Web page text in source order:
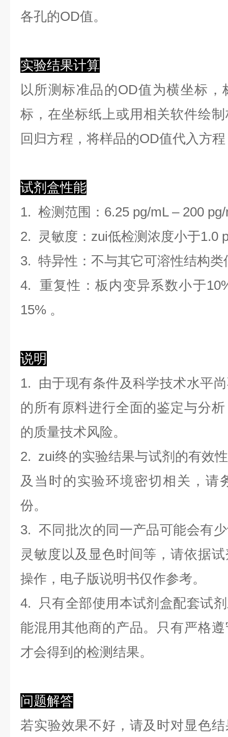
各孔的OD值。
实验结果计算
以所测标准品的OD值为横坐标，
标，在坐标纸上或用相关软件绘制
回归方程 ， 将样品的OD值代入方
试剂盒性能
1. 检测范围 ： 6.25 pg/mL –200 pg/
2. 灵敏度：zui低检测浓度小于1.0
3. 特异性：不与其它可溶性结构类
4. 重复性：板内变异系数小于10
15% 。
说明
1. 由于现有条件及科学技术水平
的所有原料进行全面的鉴定与分
的质量技术风险。
2. zui终的实验结果与试剂的有效
及当时的实验环境密切相关，请
份。
3. 不同批次的同一产品可能会有
灵敏度以及显色时间等，请依据
操作，电子版说明书仅作参考。
4. 只有全部使用本试剂盒配套试
能混用其他商的产品。只有严格
才会得到的检测结果。
问题解答
若实验效果不好，请及时对显色